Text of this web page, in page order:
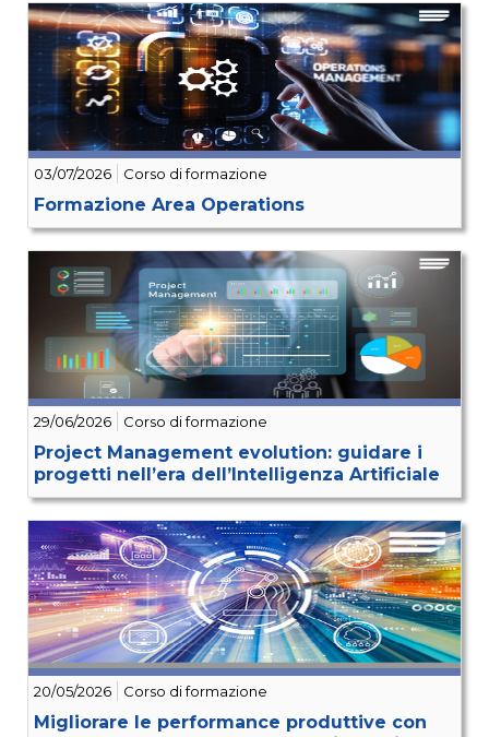
03/07/2026 Corso di formazione
Formazione Area Operations
29/06/2026 Corso di formazione
Project Management evolution: guidare i
progetti nell’era dell’Intelligenza Artificiale
20/05/2026 Corso di formazione
Migliorare le performance produttive con